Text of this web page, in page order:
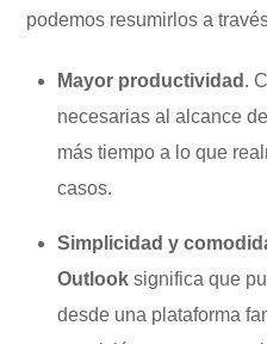
podemos resumirlos a
Mayor productividad .
necesarias al alcance
más tiempo a lo que
casos.
Simplicidad y
Outlook significa que
desde una plataforma